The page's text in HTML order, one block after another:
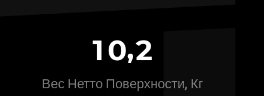
10,2
Вес Нетто Поверхности, Кг